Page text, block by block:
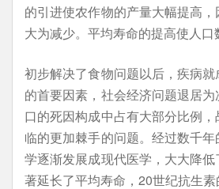
的引进使农作物的产量大幅提高
大为减少。平均寿命的提高使人口
初步解决了食物问题以后，疾病
的首要因素，社会经济问题退居
口的死因构成中占有大部分比例
临的更加棘手的问题。经过数千
学逐渐发展成现代医学，大大降
著延长了平均寿命，20世纪抗生